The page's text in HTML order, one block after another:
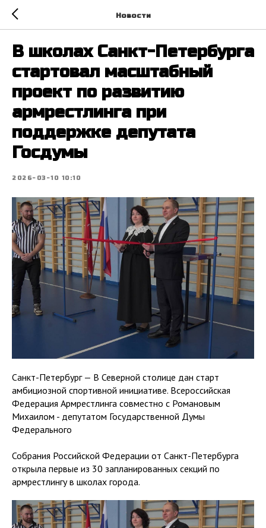
Новости
В школах Санкт-Петербурга
стартовал масштабный
проект по развитию
армрестлинга при
поддержке депутата
Госдумы
2026-03-10 10:10
Санкт-Петербург — В Северной столице дан старт
амбициозной спортивной инициативе. Всероссийская
Федерация Армрестлинга совместно с Романовым
Михаилом - депутатом Государственной Думы
Федерального
Собрания Российской Федерации от Санкт-Петербурга
открыла первые из 30 запланированных секций по
армрестлингу в школах города.